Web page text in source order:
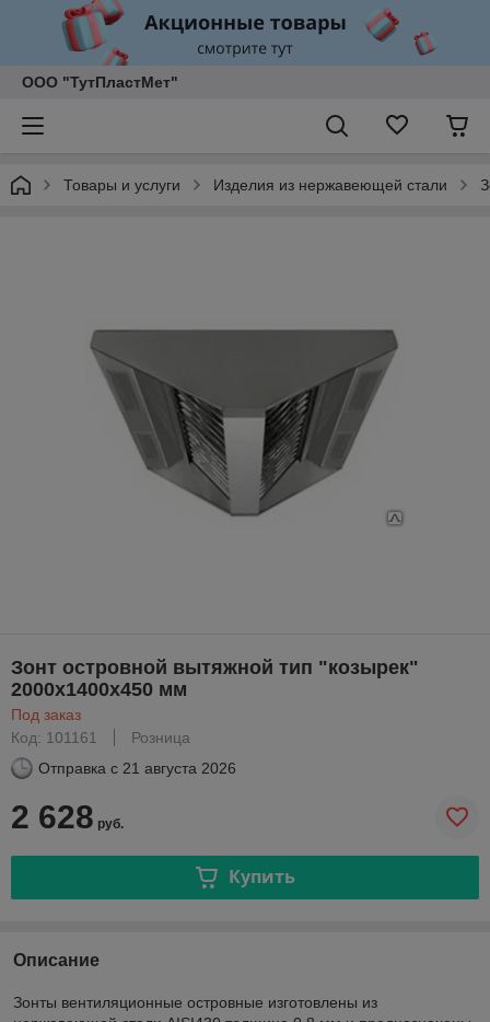
ООО "ТутПластМет"
Товары и услуги Изделия из нержавеющей стали
Зонт островной вытяжной тип "козырек"
2000х1400х450 мм
Под заказ
Код: 101161
Розница
Отправка с 21 августа 2026
2 628 руб.
Купить
Описание
Зонты вентиляционные островные изготовлены из